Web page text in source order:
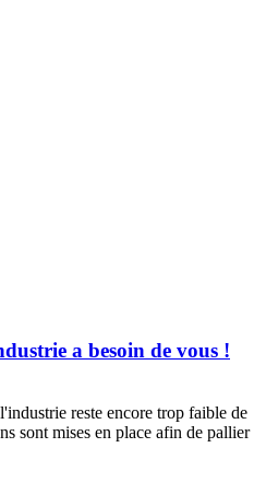
a besoin de vous !
reste encore trop faible de
sont mises en place afin de pallier